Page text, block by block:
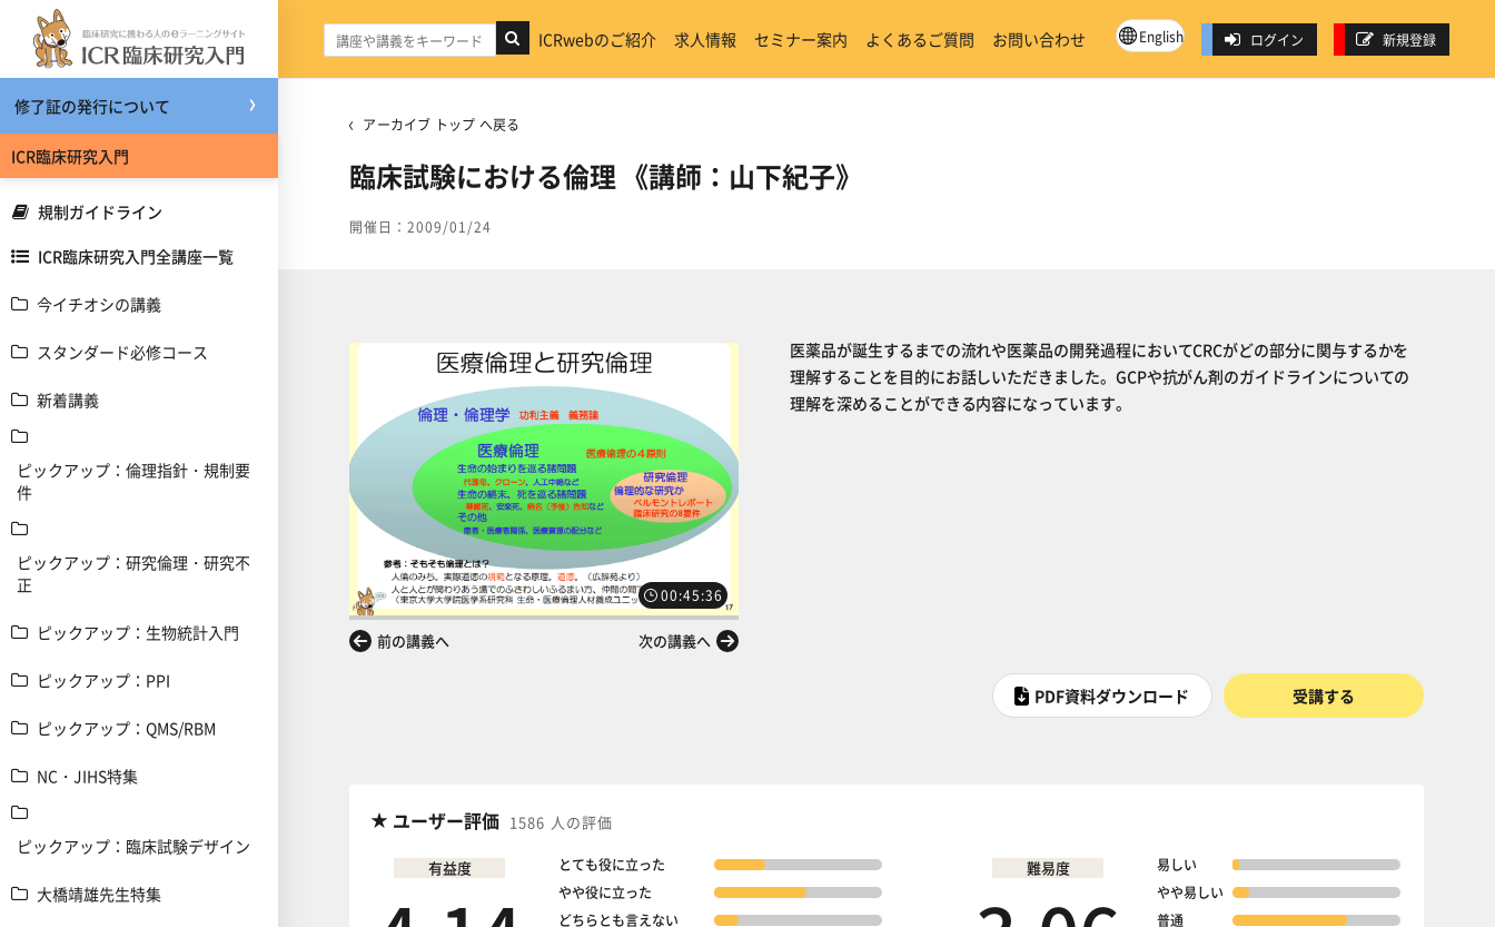
メインコンテンツへスキップする
修了証の発行について
ICR臨床研究入門
規制ガイドライン
ICR臨床研究入門全講座一覧
今イチオシの講義
スタンダード必修コース
新着講義
ピックアップ：倫理指針・規制要
件
ピックアップ：研究倫理・研究不
正
ピックアップ：生物統計入門
ピックアップ：PPI
ピックアップ：QMS/RBM
NC・JIHS特集
ピックアップ：臨床試験デザイン
大橋靖雄先生特集
ICRwebのご紹介 求人情報 セミナー案内 よくあるご質問 お問い合わせ English ログイン 新規登録
アーカイブ トップ へ戻る
臨床試験における倫理 《講師：山下紀子》
開催日：2009/01/24
00:45:36
前の講義へ 次の講義へ
医薬品が誕生するまでの流れや医薬品の開発過程においてCRCがどの部分に関与するかを
理解することを目的にお話しいただきました。GCPや抗がん剤のガイドラインについての
理解を深めることができる内容になっています。
PDF資料ダウンロード 受講する
ユーザー評価 1586 人の評価
有益度
とても役に立った
やや役に立った
どちらとも言えない
難易度
易しい
やや易しい
普通